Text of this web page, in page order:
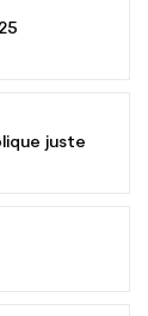
juste